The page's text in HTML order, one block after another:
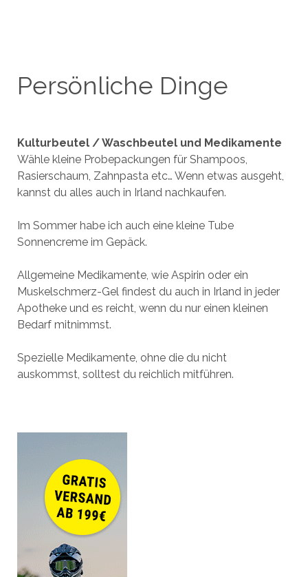
Persönliche Dinge
Kulturbeutel / Waschbeutel und Medikamente
Wähle kleine Probepackungen für Shampoos,
Rasierschaum, Zahnpasta etc… Wenn etwas ausgeht,
kannst du alles auch in Irland nachkaufen.
Im Sommer habe ich auch eine kleine Tube
Sonnencreme im Gepäck.
Allgemeine Medikamente, wie Aspirin oder ein
Muskelschmerz-Gel findest du auch in Irland in jeder
Apotheke und es reicht, wenn du nur einen kleinen
Bedarf mitnimmst.
Spezielle Medikamente, ohne die du nicht
auskommst, solltest du reichlich mitführen.